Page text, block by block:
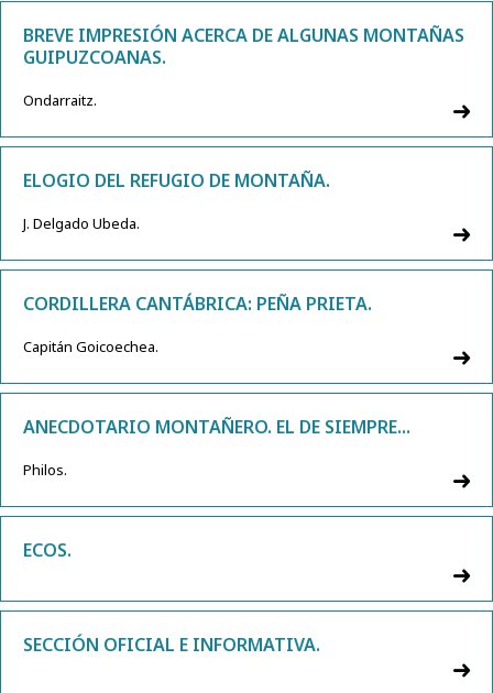
BREVE IMPRESIÓN ACERCA DE ALGUNAS MONTAÑAS
GUIPUZCOANAS.
Ondarraitz.
ELOGIO DEL REFUGIO DE MONTAÑA.
J. Delgado Ubeda.
CORDILLERA CANTÁBRICA: PEÑA PRIETA.
Capitán Goicoechea.
ANECDOTARIO MONTAÑERO. EL DE SIEMPRE...
Philos.
ECOS.
SECCIÓN OFICIAL E INFORMATIVA.